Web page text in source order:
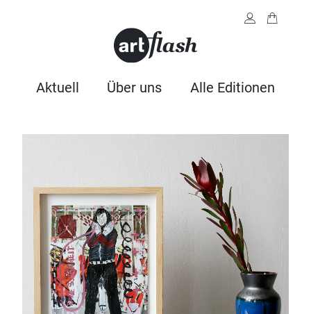
Aktuell Über uns Alle Editionen